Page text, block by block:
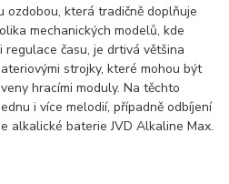
ozdobou, která tradičně doplňuje
mechanických modelů, kde
času, je drtivá většina
strojky, které mohou být
hracími moduly. Na těchto
i více melodií, případně odbíjení
alkalické baterie JVD Alkaline Max.